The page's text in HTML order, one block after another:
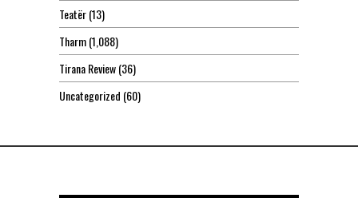
Teatër(13)
Tharm(1,088)
Tirana Review(36)
Uncategorized (60)